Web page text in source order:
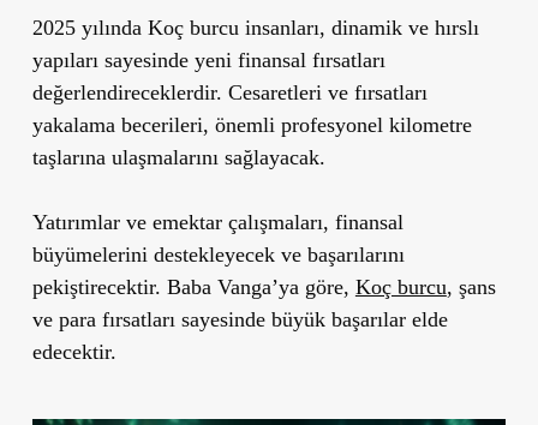
2025 yılında Koç burcu insanları, dinamik ve hırslı
yapıları sayesinde yeni finansal fırsatları
değerlendireceklerdir. Cesaretleri ve fırsatları
yakalama becerileri, önemli profesyonel kilometre
taşlarına ulaşmalarını sağlayacak.
Yatırımlar ve emektar çalışmaları, finansal
büyümelerini destekleyecek ve başarılarını
pekiştirecektir. Baba Vanga’ya göre, Koç burcu, şans
ve para fırsatları sayesinde büyük başarılar elde
edecektir.